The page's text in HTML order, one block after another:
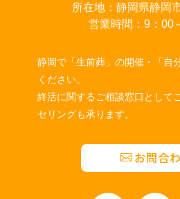
所在地：静岡県静岡
営業時間：9：00
静岡で「生前葬」の開催・「自
ください。
終活に関するご相談窓口として
セリングも承ります。
お問合